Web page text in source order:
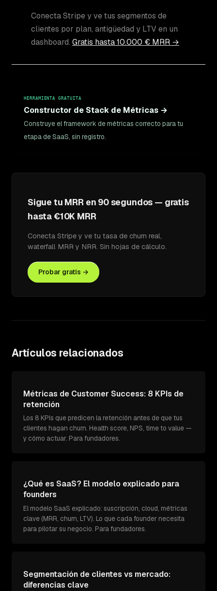
Conecta Stripe y ve tus segmentos de
clientes por plan, antigüedad y LTV en un
dashboard. Gratis hasta 10.000 € MRR →
HERRAMIENTA GRATUITA
Constructor de Stack de Métricas →
Construye el framework de métricas correcto para tu
etapa de SaaS, sin registro.
Sigue tu MRR en 90 segundos — gratis
hasta €10K MRR
Conecta Stripe y ve tu tasa de churn real,
waterfall MRR y NRR. Sin hojas de cálculo.
Probar gratis →
Artículos relacionados
Métricas de Customer Success: 8 KPIs de
retención
Los 8 KPIs que predicen la retención antes de que tus
clientes hagan churn. Health score, NPS, time to value —
y cómo actuar. Para fundadores.
¿Qué es SaaS? El modelo explicado para
founders
El modelo SaaS explicado: suscripción, cloud, métricas
clave (MRR, churn, LTV). Lo que cada founder necesita
para pilotar su negocio. Para fundadores.
Segmentación de clientes vs mercado:
diferencias clave